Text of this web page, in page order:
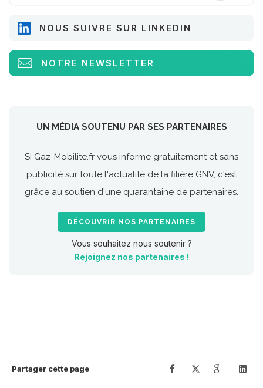
NOUS SUIVRE SUR LINKEDIN
NOTRE NEWSLETTER
UN MÉDIA SOUTENU PAR SES PARTENAIRES
Si Gaz-Mobilite.fr vous informe gratuitement et sans
publicité sur toute l'actualité de la filière GNV, c'est
grâce au soutien d'une quarantaine de partenaires.
DÉCOUVRIR NOS PARTENAIRES
Vous souhaitez nous soutenir ?
Rejoignez nos partenaires !
Partager cette page